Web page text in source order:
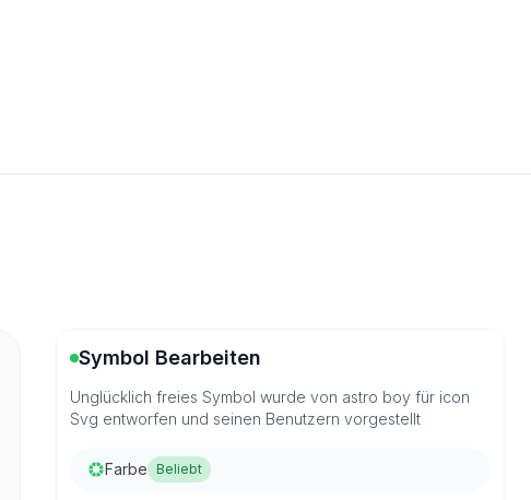
Symbol Bearbeiten
Unglücklich freies Symbol wurde von astro boy für icon
Svg entworfen und seinen Benutzern vorgestellt
Farbe Beliebt